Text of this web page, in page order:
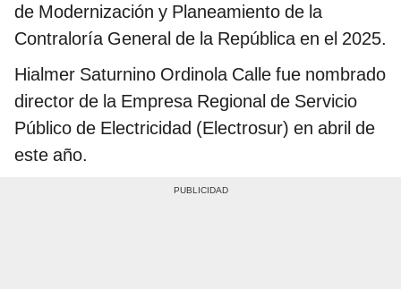
de Modernización y Planeamiento de la
Contraloría General de la República en el 2025.
Hialmer Saturnino Ordinola Calle fue nombrado
director de la Empresa Regional de Servicio
Público de Electricidad (Electrosur) en abril de
este año.